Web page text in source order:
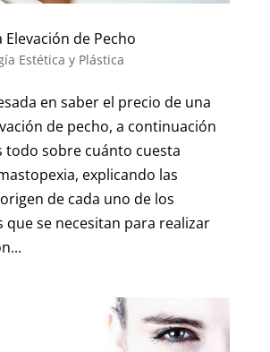
de Pecho
Estética y Plástica
en saber el precio de una
de pecho, a continuación
todo sobre cuánto cuesta
explicando las
de cada uno de los
que se necesitan para realizar